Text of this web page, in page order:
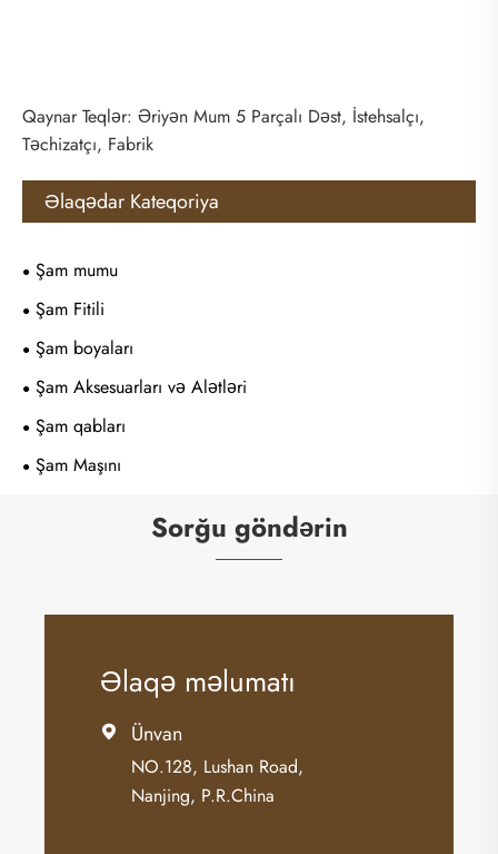
Qaynar Teqlər: Əriyən Mum 5 Parçalı Dəst, İstehsalçı,
Təchizatçı, Fabrik
Əlaqədar Kateqoriya
Şam mumu
Şam Fitili
Şam boyaları
Şam Aksesuarları və Alətləri
Şam qabları
Şam Maşını
Sorğu göndərin
Əlaqə məlumatı
 Ünvan
NO.128, Lushan Road,
Nanjing, P.R.China